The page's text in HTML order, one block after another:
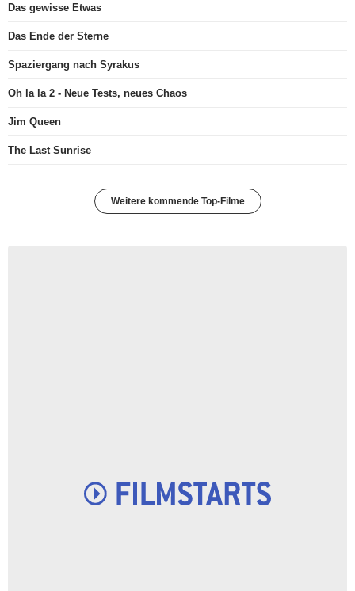
Das gewisse Etwas
Das Ende der Sterne
Spaziergang nach Syrakus
Oh la la 2 - Neue Tests, neues Chaos
Jim Queen
The Last Sunrise
Weitere kommende Top-Filme